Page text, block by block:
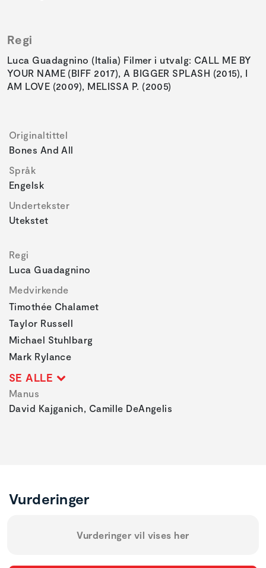
Regi
Luca Guadagnino (Italia) Filmer i utvalg: CALL ME BY
YOUR NAME (BIFF 2017), A BIGGER SPLASH (2015), I
AM LOVE (2009), MELISSA P. (2005)
Originaltittel
Bones And All
Språk
Engelsk
Undertekster
Utekstet
Regi
Luca Guadagnino
Medvirkende
Timothée Chalamet
Taylor Russell
Michael Stuhlbarg
Mark Rylance
SE ALLE
Manus
David Kajganich, Camille DeAngelis
Vurderinger
Vurderinger vil vises her